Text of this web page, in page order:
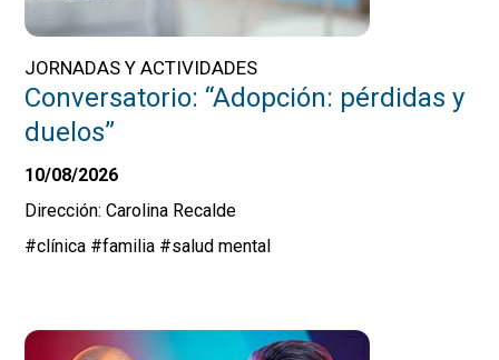
JORNADAS Y ACTIVIDADES
Conversatorio: “Adopción: pérdidas y
duelos”
10/08/2026
Dirección: Carolina Recalde
#clínica #familia #salud mental